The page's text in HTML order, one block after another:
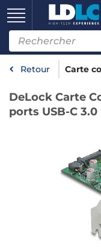
Retour Carte
DeLock Carte
ports USB-C 3.0